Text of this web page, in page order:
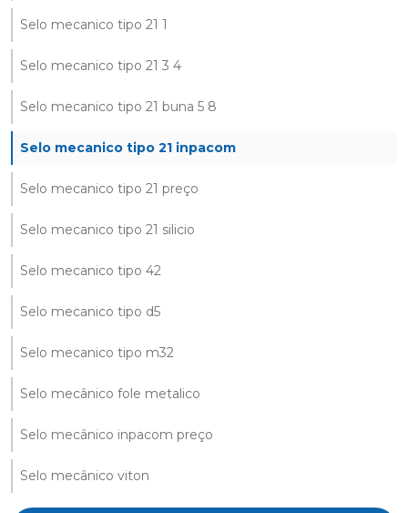
Selo mecanico tipo 21 1
Selo mecanico tipo 21 3 4
Selo mecanico tipo 21 buna 5 8
Selo mecanico tipo 21 inpacom
Selo mecanico tipo 21 preço
Selo mecanico tipo 21 silicio
Selo mecanico tipo 42
Selo mecanico tipo d5
Selo mecanico tipo m32
Selo mecânico fole metalico
Selo mecânico inpacom preço
Selo mecânico viton